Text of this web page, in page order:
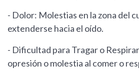
- Dolor: Molestias en la zona del
extenderse hacia el oído.
- Dificultad para Tragar o
opresión o molestia al comer o